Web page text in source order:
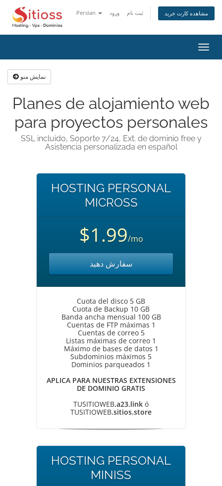
Persian ورود ثبت نام مشاهده کارت خرید
تغییر
نمایش منو
Planes de alojamiento web
para proyectos personales
SSL incluido, Soporte 7/24, Ext. de dominio free y
Asistencia personalizada en español
HOSTING PERSONAL
MICROSS
$1.99/mo
سفارش دهید
Cuota del disco 5 GB
Cuota de Backup 10 GB
Banda ancha mensual 100 GB
Cuentas de FTP máximas 1
Cuentas de correo 5
Listas máximas de correo 1
Máximo de bases de datos 1
Subdominios máximos 5
Dominios parqueados 1
APLICA PARA NUESTRAS EXTENSIONES
DE DOMINIO GRATIS
TUSITIOWEB.a23.link ó
TUSITIOWEB.sitios.store
HOSTING PERSONAL
MINISS